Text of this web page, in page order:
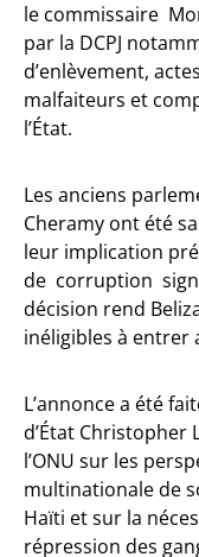
le commissaire
par la DCPJ
d’enlèvement,
malfaiteurs et
l’État.
Les anciens
Cheramy ont été
leur implication
de corruption
décision rend
inéligibles à entrer
L’annonce a été
d’État Christopher
l’ONU sur les
multinationale de
Haïti et sur la
répression des